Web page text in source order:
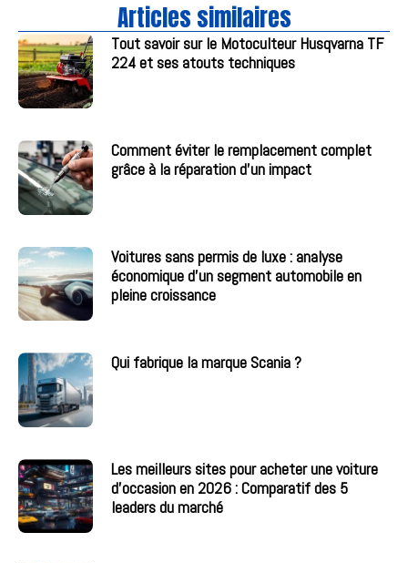
Articles similaires
Tout savoir sur le Motoculteur Husqvarna TF
224 et ses atouts techniques
Comment éviter le remplacement complet
grâce à la réparation d’un impact
Voitures sans permis de luxe : analyse
économique d’un segment automobile en
pleine croissance
Qui fabrique la marque Scania ?
Les meilleurs sites pour acheter une voiture
d’occasion en 2026 : Comparatif des 5
leaders du marché